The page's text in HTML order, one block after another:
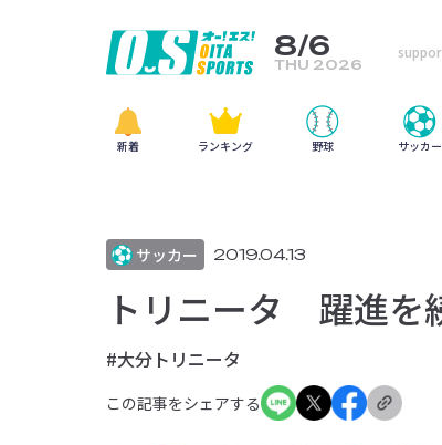
8/6
THU 2026
新着 ランキング 野球 サッカー
サッカー 2019.04.13
トリニータ 躍進を
#大分トリニータ
この記事をシェアする